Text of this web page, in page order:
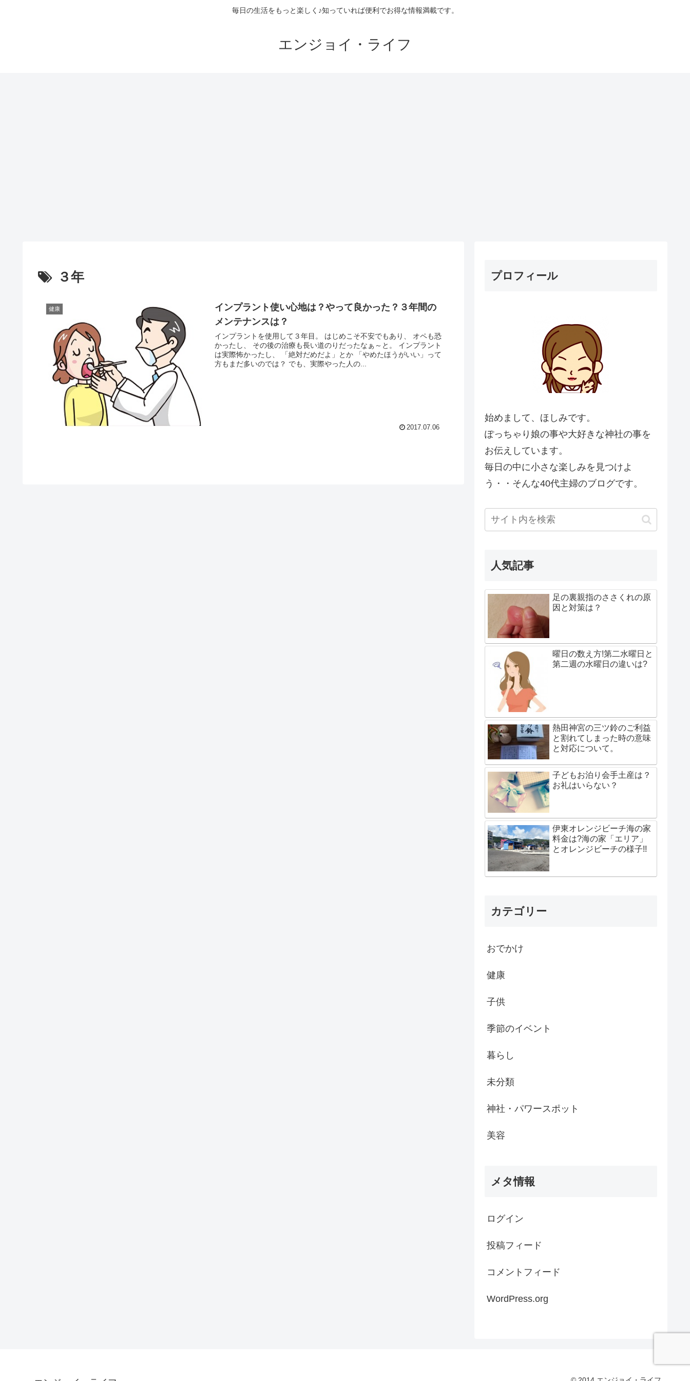
毎日の生活をもっと楽しく♪知っていれば便利でお得な情報満載です。
エンジョイ・ライフ
３年
健康
インプラント使い心地は？やって良かった？３年間の
メンテナンスは？
インプラントを使用して３年目。 はじめこそ不安でもあり、 オペも恐
かったし、 その後の治療も長い道のりだったなぁ～と。 インプラント
は実際怖かったし、 「絶対だめだよ」とか 「やめたほうがいい」って
方もまだ多いのでは？ でも、実際やった人の...
2017.07.06
プロフィール
始めまして、ほしみです。
ぽっちゃり娘の事や大好きな神社の事を
お伝えしています。
毎日の中に小さな楽しみを見つけよ
う・・そんな40代主婦のブログです。
人気記事
足の裏親指のささくれの原
因と対策は？
曜日の数え方!第二水曜日と
第二週の水曜日の違いは?
熱田神宮の三ツ鈴のご利益
と割れてしまった時の意味
と対応について。
子どもお泊り会手土産は？
お礼はいらない？
伊東オレンジビーチ海の家
料金は?海の家「エリア」
とオレンジビーチの様子!!
カテゴリー
おでかけ
健康
子供
季節のイベント
暮らし
未分類
神社・パワースポット
美容
メタ情報
ログイン
投稿フィード
コメントフィード
WordPress.org